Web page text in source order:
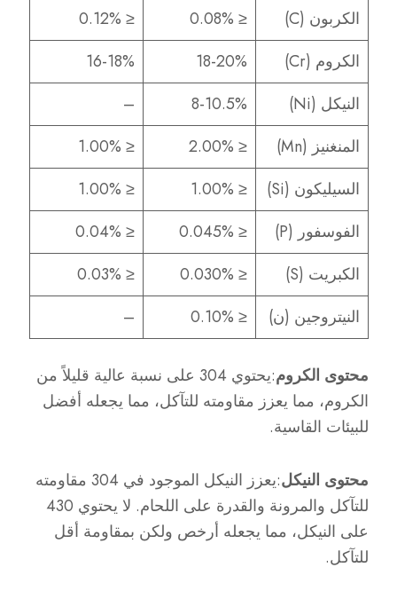
الكربون (C)
≤ 0.08%
≤ 0.12%
الكروم (Cr)
18-20%
16-18%
النيكل (Ni)
8-10.5%
–
المنغنيز (Mn)
≤ 2.00%
≤ 1.00%
السيليكون (Si)
≤ 1.00%
≤ 1.00%
الفوسفور (P)
≤ 0.045%
≤ 0.04%
الكبريت (S)
≤ 0.030%
≤ 0.03%
النيتروجين (ن)
≤ 0.10%
–
محتوى الكروم
:يحتوي 304 على نسبة عالية قليلاً من
الكروم، مما يعزز مقاومته للتآكل، مما يجعله أفضل
للبيئات القاسية.
محتوى النيكل
:يعزز النيكل الموجود في 304 مقاومته
للتآكل والمرونة والقدرة على اللحام. لا يحتوي 430
على النيكل، مما يجعله أرخص ولكن بمقاومة أقل
للتآكل.